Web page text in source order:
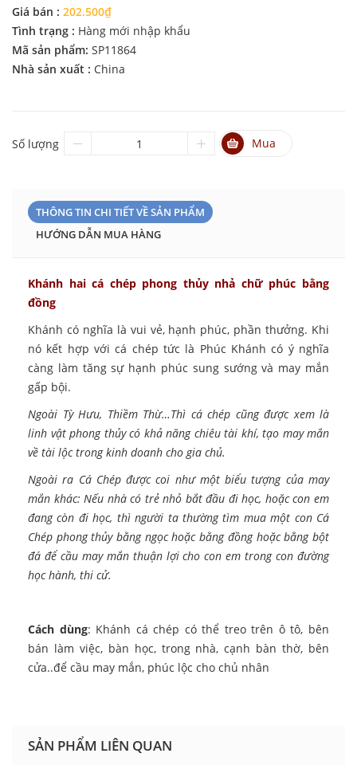
Giá bán : 202.500₫
Tình trạng : Hàng mới nhập khẩu
Mã sản phẩm: SP11864
Nhà sản xuất : China
Số lượng Mua
THÔNG TIN CHI TIẾT VỀ SẢN PHẨM
HƯỚNG DẪN MUA HÀNG
Khánh hai cá chép phong thủy nhả chữ phúc bằng
đồng
Khánh có nghĩa là vui vẻ, hạnh phúc, phần thưởng. Khi
nó kết hợp với cá chép tức là Phúc Khánh có ý nghĩa
càng làm tăng sự hạnh phúc sung sướng và may mắn
gấp bội.
Ngoài Tỳ Hưu, Thiềm Thừ…Thì cá chép cũng được xem là
linh vật phong thủy có khả năng chiêu tài khí, tạo may mắn
về tài lộc trong kinh doanh cho gia chủ.
Ngoài ra Cá Chép được coi như một biểu tượng của may
mắn khác: Nếu nhà có trẻ nhỏ bắt đầu đi học, hoặc con em
đang còn đi học, thì người ta thường tìm mua một con Cá
Chép phong thủy bằng ngọc hoặc bằng đồng hoặc bằng bột
đá để cầu may mắn thuận lợi cho con em trong con đường
học hành, thi cử.
Cách dùng: Khánh cá chép có thể treo trên ô tô, bên
bán làm việc, bàn học, trong nhà, cạnh bàn thờ, bên
cửa..để cầu may mắn, phúc lộc cho chủ nhân
SẢN PHẨM LIÊN QUAN